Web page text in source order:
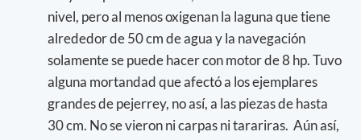
nivel, pero al menos oxigenan la laguna que tiene
alrededor de 50 cm de agua y la navegación
solamente se puede hacer con motor de 8 hp. Tuvo
alguna mortandad que afectó a los ejemplares
grandes de pejerrey, no así, a las piezas de hasta
30 cm. No se vieron ni carpas ni tarariras. Aún así,